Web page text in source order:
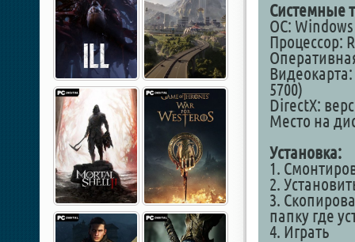
Системные
ОС: Windows
Процессор:
5700)
DirectX:
Место на
Установка:
1.
2.
3.
папку где
4. Играть